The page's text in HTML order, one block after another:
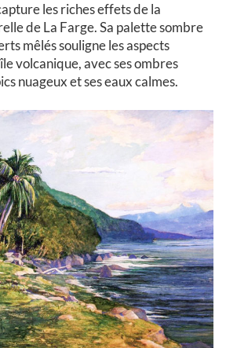
les riches effets de la
de La Farge. Sa palette sombre
mêlés souligne les aspects
volcanique, avec ses ombres
nuageux et ses eaux calmes.